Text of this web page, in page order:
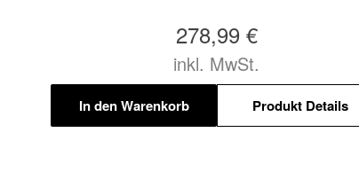
278,99 €
inkl. MwSt.
In den Warenkorb Produkt Details